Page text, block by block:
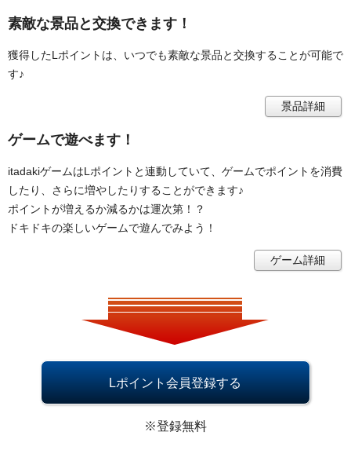
素敵な景品と交換できます！
獲得したLポイントは、いつでも素敵な景品と交換することが可能で
す♪
景品詳細
ゲームで遊べます！
itadakiゲームはLポイントと連動していて、ゲームでポイントを消費
したり、さらに増やしたりすることができます♪
ポイントが増えるか減るかは運次第！？
ドキドキの楽しいゲームで遊んでみよう！
ゲーム詳細
Lポイント会員登録する
※登録無料